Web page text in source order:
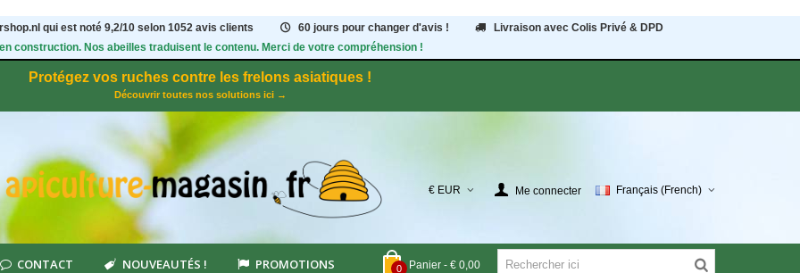
qui est noté 9,2/10 selon 1052avis clients 60 jours pour changer d'avis !
Livraison avec Colis Privé & DPD
construction. Nos abeilles traduisent le contenu. Merci de votre compréhension !
Protégez vos ruches contre les frelons asiatiques !
Découvrir toutes nos solutions ici →
€ EUR Me connecter Français (French)
0 Panier - € 0,00
CONTACT NOUVEAUTÉS ! PROMOTIONS